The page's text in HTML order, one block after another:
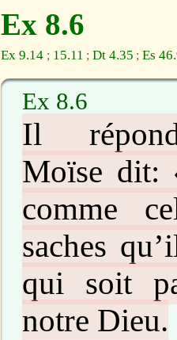
Ex 8.6
Ex 9.14 ; 15.11 ; Dt 4.35 ;Es
Ex 8.6
Il
Moïse dit:
comme
saches
qui soit
notre Dieu.